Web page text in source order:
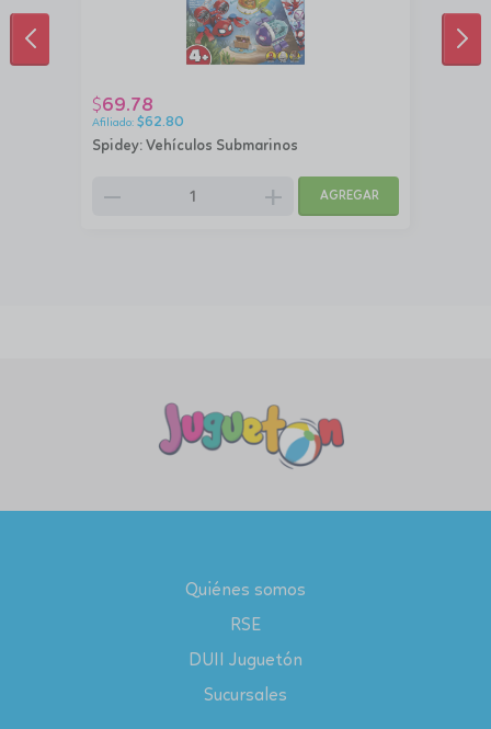
Spidey: Vehículos Submarinos
$69.78
$62.80
remove add AGREGAR
ANTERIOR
Quiénes somos
RSE
DUII Juguetón
Sucursales